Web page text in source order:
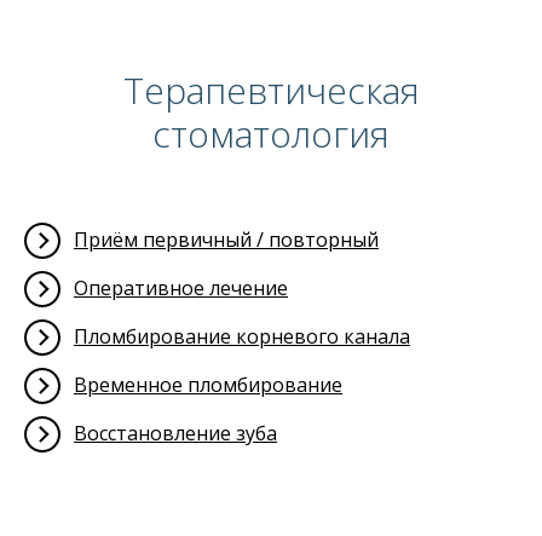
Терапевтическая
стоматология
Приём первичный / повторный
Оперативное лечение
Пломбирование корневого канала
Временное пломбирование
Восстановление зуба